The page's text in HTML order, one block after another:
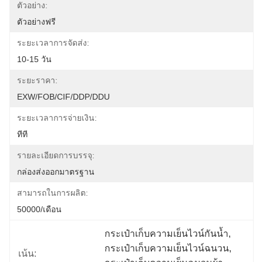
ตัวอย่าง:
ตัวอย่างฟรี
ระยะเวลาการจัดส่ง:
10-15 วัน
ระยะราคา:
EXW/FOB/CIF/DDP/DDU
ระยะเวลาการจ่ายเงิน:
ทีที
รายละเอียดการบรรจุ:
กล่องส่งออกมาตรฐาน
สามารถในการผลิต:
50000/เดือน
เน้น:
กระเป๋าเก็บความเย็นไวน์กันน้ำ,
กระเป๋าเก็บความเย็นไวน์ฉนวน,